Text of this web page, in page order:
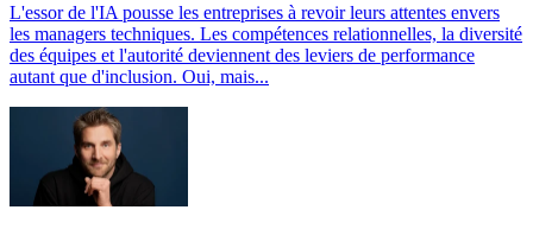
L'essor de l'IA pousse les entreprises à revoir leurs attentes envers
les managers techniques. Les compétences relationnelles, la diversité
des équipes et l'autorité deviennent des leviers de performance
autant que d'inclusion. Oui, mais...